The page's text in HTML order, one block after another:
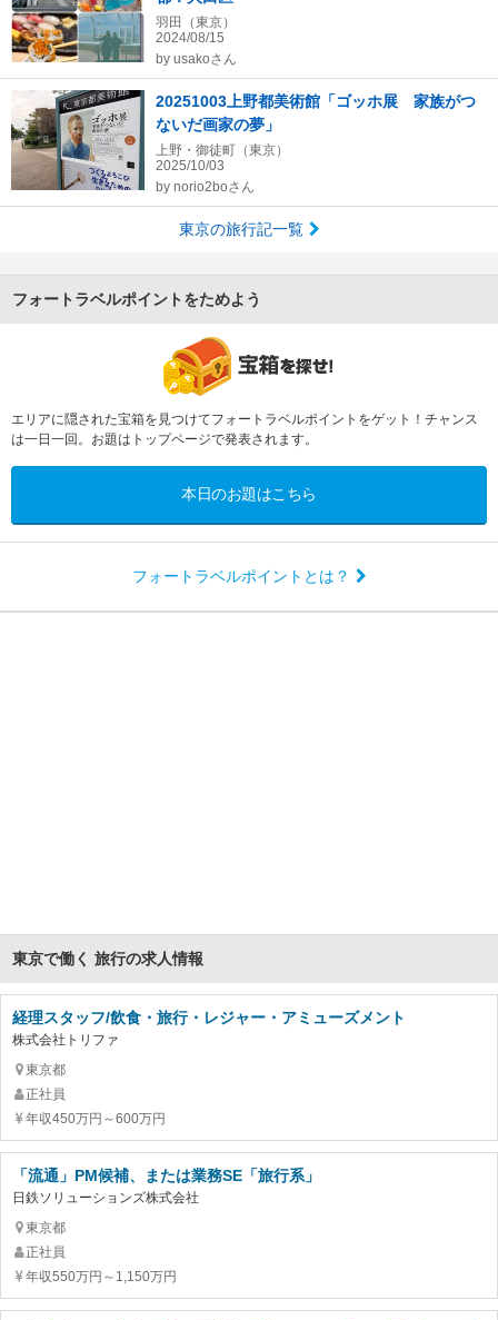
羽田（東京）
2024/08/15
by usakoさん
20251003上野都美術館「ゴッホ展 家族がつ
ないだ画家の夢」
上野・御徒町（東京）
2025/10/03
by norio2boさん
東京の旅行記一覧
フォートラベルポイントをためよう
エリアに隠された宝箱を見つけてフォートラベルポイントをゲット！チャンス
は一日一回。お題はトップページで発表されます。
本日のお題はこちら
フォートラベルポイントとは？
東京で働く 旅行の求人情報
経理スタッフ/飲食・旅行・レジャー・アミューズメント
株式会社トリファ
東京都
正社員
年収450万円～600万円
「流通」PM候補、または業務SE「旅行系」
日鉄ソリューションズ株式会社
東京都
正社員
年収550万円～1,150万円